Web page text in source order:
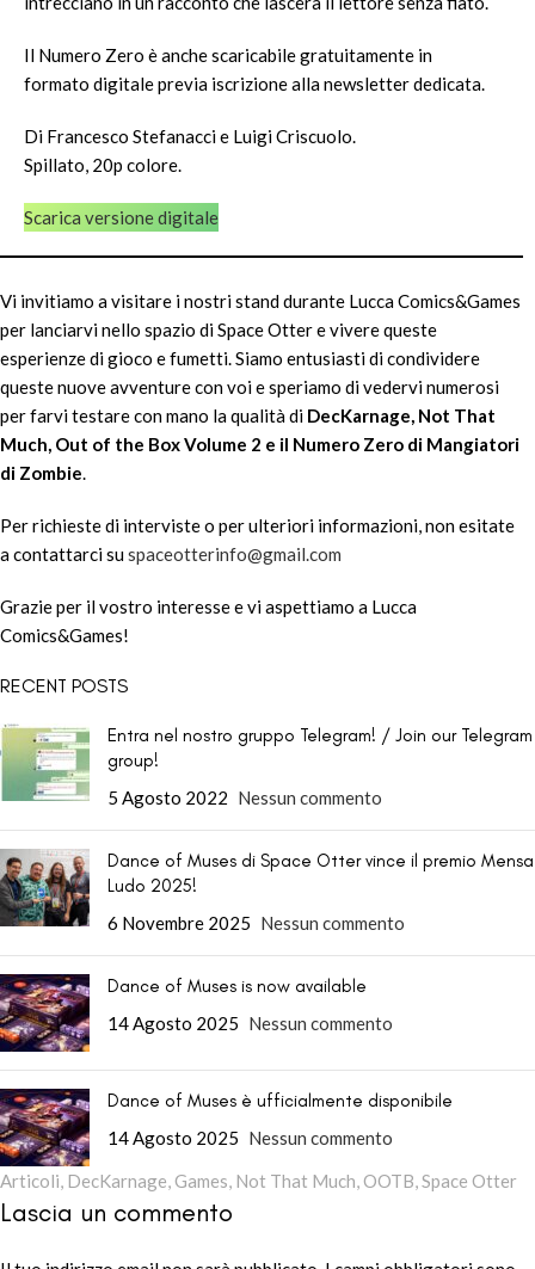
Il Numero Zero è anche scaricabile gratuitamente in
formato digitale previa iscrizione alla newsletter dedicata.
Di Francesco Stefanacci e Luigi Criscuolo.
Spillato, 20p colore.
Scarica versione digitale
Vi invitiamo a visitare i nostri stand durante Lucca Comics&Games
per lanciarvi nello spazio di Space Otter e vivere queste
esperienze di gioco e fumetti. Siamo entusiasti di condividere
queste nuove avventure con voi e speriamo di vedervi numerosi
per farvi testare con mano la qualità di DecKarnage, Not That
Much, Out of the Box Volume 2 e il Numero Zero di Mangiatori
di Zombie.
Per richieste di interviste o per ulteriori informazioni, non esitate
a contattarci suspaceotterinfo@gmail.com
Grazie per il vostro interesse e vi aspettiamo a Lucca
Comics&Games!
RECENT POSTS
Entra nel nostro gruppo Telegram! / Join our Telegram
group!
5 Agosto 2022 Nessun commento
Dance of Muses di Space Otter vince il premio Mensa
Ludo 2025!
6 Novembre 2025 Nessun commento
Dance of Muses is now available
14 Agosto 2025 Nessun commento
Dance of Muses è ufficialmente disponibile
14 Agosto 2025 Nessun commento
Articoli, DecKarnage,Games, Not That Much,OOTB,Space Otter
Lascia un commento